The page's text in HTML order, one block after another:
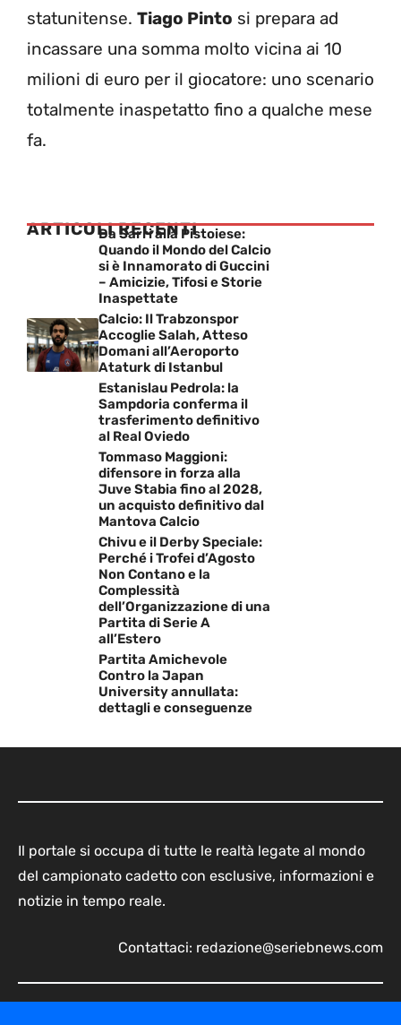
statunitense. Tiago Pinto si prepara ad
incassare una somma molto vicina ai 10
milioni di euro per il giocatore: uno scenario
totalmente inaspetatto fino a qualche mese
fa.
ARTICOLI RECENTI
Da Sarri alla Pistoiese:
Quando il Mondo del Calcio
si è Innamorato di Guccini
– Amicizie, Tifosi e Storie
Inaspettate
Calcio: Il Trabzonspor
Accoglie Salah, Atteso
Domani all’Aeroporto
Ataturk di Istanbul
Estanislau Pedrola: la
Sampdoria conferma il
trasferimento definitivo
al Real Oviedo
Tommaso Maggioni:
difensore in forza alla
Juve Stabia fino al 2028,
un acquisto definitivo dal
Mantova Calcio
Chivu e il Derby Speciale:
Perché i Trofei d’Agosto
Non Contano e la
Complessità
dell’Organizzazione di una
Partita di Serie A
all’Estero
Partita Amichevole
Contro la Japan
University annullata:
dettagli e conseguenze
Il portale si occupa di tutte le realtà legate al mondo
del campionato cadetto con esclusive, informazioni e
notizie in tempo reale.
Contattaci: redazione@seriebnews.com